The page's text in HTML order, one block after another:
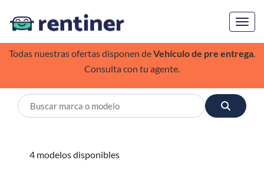
Todas nuestras ofertas disponen deVehículo de pre entrega.
Consulta con tu agente.
4 modelos disponibles